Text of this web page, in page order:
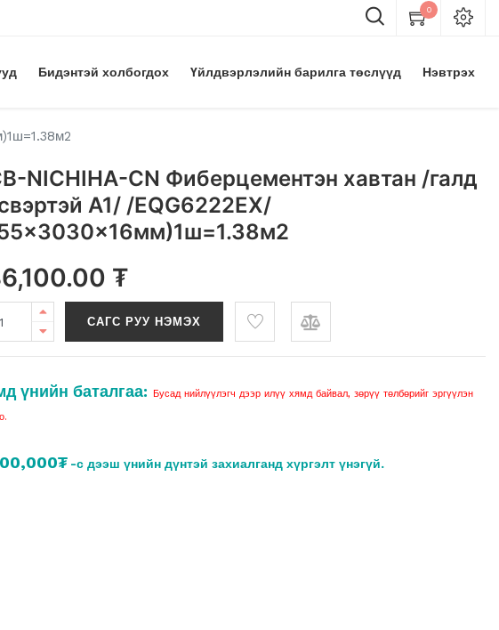
0
Бидэнтэй холбогдох Үйлдвэрлэлийн барилга төслүүд Нэвтрэх
NICHIHA-CN Фиберцементэн хавтан /галд
A1/ /EQG6222EX/
₮
САГС РУУ НЭМЭХ
үнийн баталгаа: Бусад нийлүүлэгч дээр илүү хямд байвал, зөрүү төлбөрийг эргүүлэн
-с дээш үнийн дүнтэй захиалганд хүргэлт үнэгүй.